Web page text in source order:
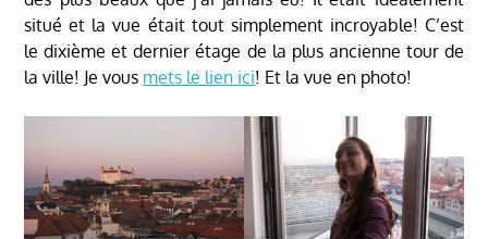
situé et la vue était tout simplement incroyable! C’est
le dixième et dernier étage de la plus ancienne tour de
la ville! Je vous mets le lien ici! Et la vue en photo!